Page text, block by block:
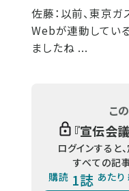
佐藤： 以前、東京ガ
Webが連動してい
ましたね ...
こ
『宣伝会
ログインすると
すべての記
購読 1誌 あたり